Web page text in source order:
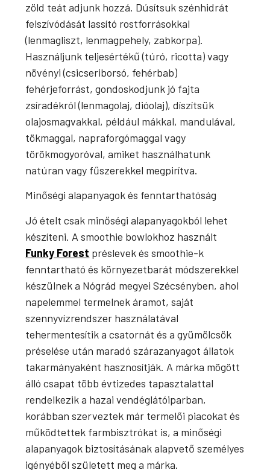
zöld teát adjunk hozzá. Dúsítsuk szénhidrát
felszívódását lassító rostforrásokkal
(lenmagliszt, lenmagpehely, zabkorpa).
Használjunk teljesértékű (túró, ricotta) vagy
növényi (csicseriborsó, fehérbab)
fehérjeforrást, gondoskodjunk jó fajta
zsíradékról (lenmagolaj, dióolaj), díszítsük
olajosmagvakkal, például mákkal, mandulával,
tökmaggal, napraforgómaggal vagy
törökmogyoróval, amiket használhatunk
natúran vagy fűszerekkel megpirítva.
Minőségi alapanyagok és fenntarthatóság
Jó ételt csak minőségi alapanyagokból lehet
készíteni. A smoothie bowlokhoz használt
Funky Forest préslevek és smoothie-k
fenntartható és környezetbarát módszerekkel
készülnek a Nógrád megyei Szécsényben, ahol
napelemmel termelnek áramot, saját
szennyvízrendszer használatával
tehermentesítik a csatornát és a gyümölcsök
préselése után maradó szárazanyagot állatok
takarmányaként hasznosítják. A márka mögött
álló csapat több évtizedes tapasztalattal
rendelkezik a hazai vendéglátóiparban,
korábban szerveztek már termelői piacokat és
működtettek farmbisztrókat is, a minőségi
alapanyagok biztosításának alapvető személyes
igényéből született meg a márka.